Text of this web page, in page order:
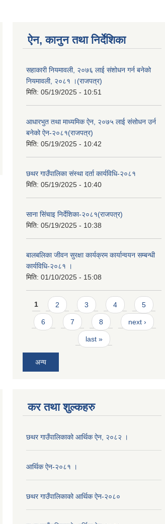
ऐन, कानुन तथा निर्देशिका
सहाकारी नियमावली, २०७६ लाई संशोधन गर्न बनेको
नियमावली, २०८१ ।(राजपत्र)
मिति: 05/19/2025 - 10:51
आधारभुत तथा माध्यमिक ऐन, २०७५ लाई संसोधन उर्न
बनेको ऐन-२०८१(राजपत्र)
मिति: 05/19/2025 - 10:42
छथर गाउँपालिका संस्था दर्ता कार्यविधि-२०८१
मिति: 05/19/2025 - 10:40
साना सिंचाइ निर्देशिका-२०८१(राजपत्र)
मिति: 05/19/2025 - 10:38
बालबलिका जीवन सुरक्षा कार्यक्रम कार्यान्वयन सम्बन्धी
कार्यविधि-२०८१ ।
मिति: 01/10/2025 - 15:08
Pages
1 2 3 4 5
6 7 8 next ›
last »
अन्य
कर तथा शुल्कहरु
छथर गाउँपालिकाको आर्थिक ऐन, २०८२ ।
आर्थिक ऐन-२०८१ ।
छथर गाउँपालिकाको आर्थिक ऐन-२०८०